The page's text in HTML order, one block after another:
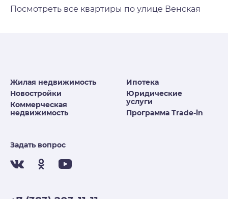
Посмотреть все квартиры по улице Венская
Жилая недвижимость
Новостройки
Коммерческая
недвижимость
Ипотека
Юридические
услуги
Программа Trade-in
Задать вопрос